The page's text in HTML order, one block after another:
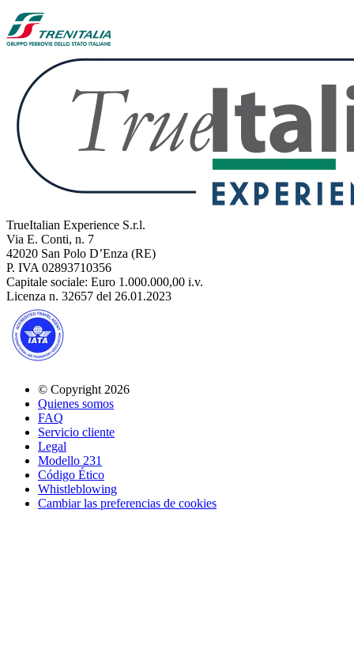
TrueItalian Experience S.r.l.
Via E. Conti, n. 7
42020 San Polo D’Enza (RE)
P. IVA 02893710356
Capitale sociale: Euro 1.000.000,00 i.v.
Licenza n. 32657 del 26.01.2023
© Copyright 2026
Quienes somos
FAQ
Servicio cliente
Legal
Modello 231
Código Ético
Whistleblowing
Cambiar las preferencias de cookies